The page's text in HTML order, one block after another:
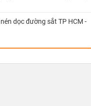
dọc đường sắt TP HCM -